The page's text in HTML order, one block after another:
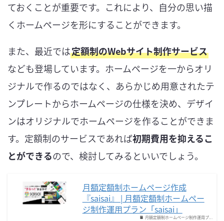
ておくことが重要です。これにより、自分の思い描
くホームページを形にすることができます。
また、最近では定額制のWebサイト制作サービス
なども登場しています。ホームページを一からオリ
ジナルで作るのではなく、あらかじめ用意されたテ
ンプレートからホームページの仕様を決め、デザイ
ンはオリジナルでホームページを作ることができま
す。定額制のサービスであれば初期費用を抑えるこ
とができるので、検討してみるといいでしょう。
月額定額制ホームページ制作運用プ...
月額定額制ホームページ作成
『saisai』 | 月額定額制ホームペー
ジ制作運用プラン「saisai」